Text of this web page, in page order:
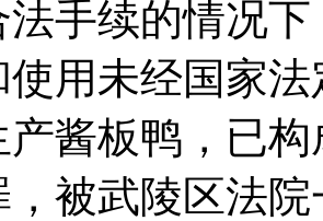
手续的情况
使用未经国家
产酱板鸭，已
，被武陵区法